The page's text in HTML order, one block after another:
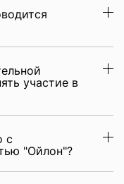
участие в
с
"Ойлон"?